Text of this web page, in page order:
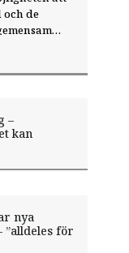
de
–
kan
nya
för